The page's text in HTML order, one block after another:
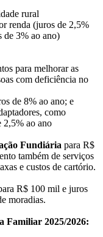
rural
renda (juros de 2,5%
de 3% ao ano)
para melhorar as
com deficiência no
de 8% ao ano; e
como
2,5% ao ano
Fundiária para R$
também de serviços
e custos de cartório.
R$ 100 mil e juros
moradias.
Familiar 2025/2026: